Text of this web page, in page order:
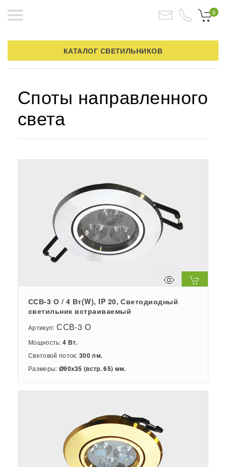
0
КАТАЛОГ СВЕТИЛЬНИКОВ
Споты направленного
света
ССВ-3 О / 4 Вт(W), IP 20, Светодиодный
светильник встраиваемый
Артикул: ССВ-3 О
Мощность:4 Вт.
Световой поток:300 лм.
Размеры: Ø90х35 (встр. 65) мм.